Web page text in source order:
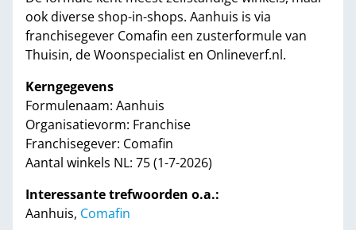
ook diverse shop-in-shops. Aanhuis is via
franchisegever Comafin een zusterformule van
Thuisin, de Woonspecialist en Onlineverf.nl.
Kerngegevens
Formulenaam: Aanhuis
Organisatievorm: Franchise
Franchisegever: Comafin
Aantal winkels NL: 75 (1-7-2026)
Interessante trefwoorden o.a.:
Aanhuis, Comafin